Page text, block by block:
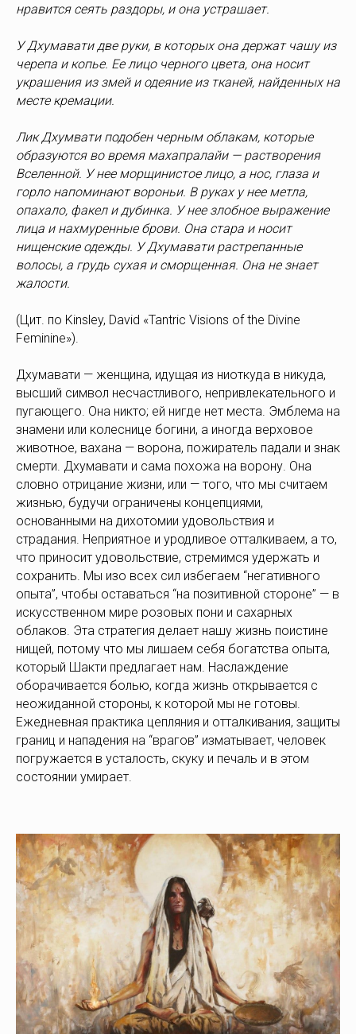
нравится сеять раздоры, и она устрашает.
У Дхумавати две руки, в которых она держат чашу из
черепа и копье. Ее лицо черного цвета, она носит
украшения из змей и одеяние из тканей, найденных на
месте кремации.
Лик Дхумвати подобен черным облакам, которые
образуются во время махапралайи — растворения
Вселенной. У нее морщинистое лицо, а нос, глаза и
горло напоминают вороньи. В руках у нее метла,
опахало, факел и дубинка. У нее злобное выражение
лица и нахмуренные брови. Она стара и носит
нищенские одежды. У Дхумавати растрепанные
волосы, а грудь сухая и сморщенная. Она не знает
жалости.
(Цит. по Kinsley, David «Tantric Visions of the Divine
Feminine»).
Дхумавати — женщина, идущая из ниоткуда в никуда,
высший символ несчастливого, непривлекательного и
пугающего. Она никто; ей нигде нет места. Эмблема на
знамени или колеснице богини, а иногда верховое
животное, вахана — ворона, пожиратель падали и знак
смерти. Дхумавати и сама похожа на ворону. Она
словно отрицание жизни, или — того, что мы считаем
жизнью, будучи ограничены концепциями,
основанными на дихотомии удовольствия и
страдания. Неприятное и уродливое отталкиваем, а то,
что приносит удовольствие, стремимся удержать и
сохранить. Мы изо всех сил избегаем “негативного
опыта”, чтобы оставаться “на позитивной стороне” — в
искусственном мире розовых пони и сахарных
облаков. Эта стратегия делает нашу жизнь поистине
нищей, потому что мы лишаем себя богатства опыта,
который Шакти предлагает нам. Наслаждение
оборачивается болью, когда жизнь открывается с
неожиданной стороны, к которой мы не готовы.
Ежедневная практика цепляния и отталкивания, защиты
границ и нападения на “врагов” изматывает, человек
погружается в усталость, скуку и печаль и в этом
состоянии умирает.